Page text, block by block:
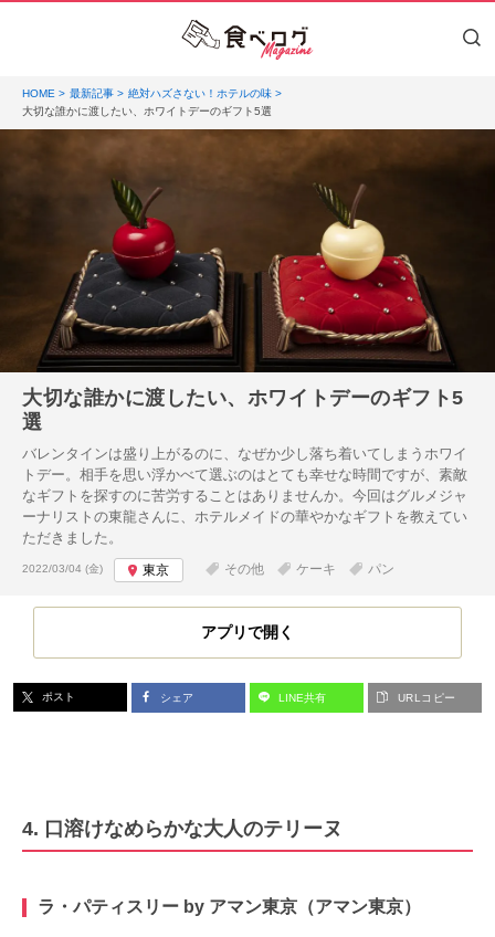
HOME 最新記事
絶対ハズさない！ホテルの味
大切な誰かに渡したい、ホワイトデーのギフト5選
大切な誰かに渡したい、ホワイトデーのギフト5
選
バレンタインは盛り上がるのに、なぜか少し落ち着いてしまうホワイ
トデー。相手を思い浮かべて選ぶのはとても幸せな時間ですが、素敵
なギフトを探すのに苦労することはありませんか。今回はグルメジャ
ーナリストの東龍さんに、ホテルメイドの華やかなギフトを教えてい
ただきました。
投稿日:
2022/03/04 (金) 東京 その他 ケーキ パン
アプリで開く
ポスト シェア LINE共有 URLコピー
4. 口溶けなめらかな大人のテリーヌ
ラ・パティスリー by アマン東京（アマン東京）